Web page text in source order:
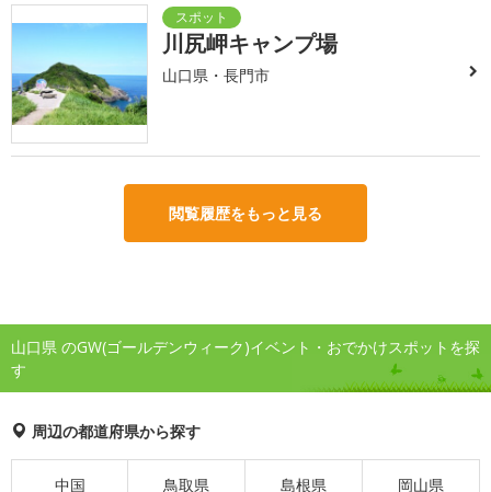
川尻岬キャンプ場
山口県・長門市
閲覧履歴をもっと見る
山口県 のGW(ゴールデンウィーク)イベント・おでかけスポットを探
す
周辺の都道府県から探す
中国 鳥取県 島根県 岡山県